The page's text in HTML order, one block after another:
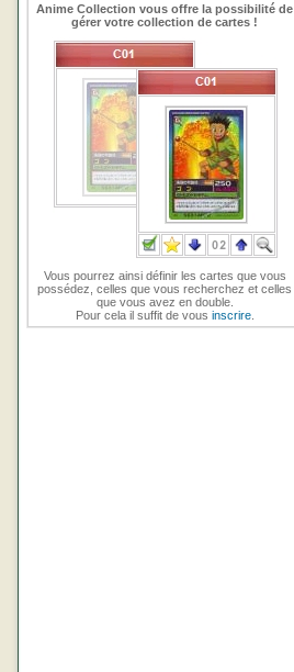
Anime Collection vous offre la possibilité de
gérer votre collection de cartes !
Vous pourrez ainsi définir les cartes que vous
possédez, celles que vous recherchez et celles
que vous avez en double.
Pour cela il suffit de vous inscrire.